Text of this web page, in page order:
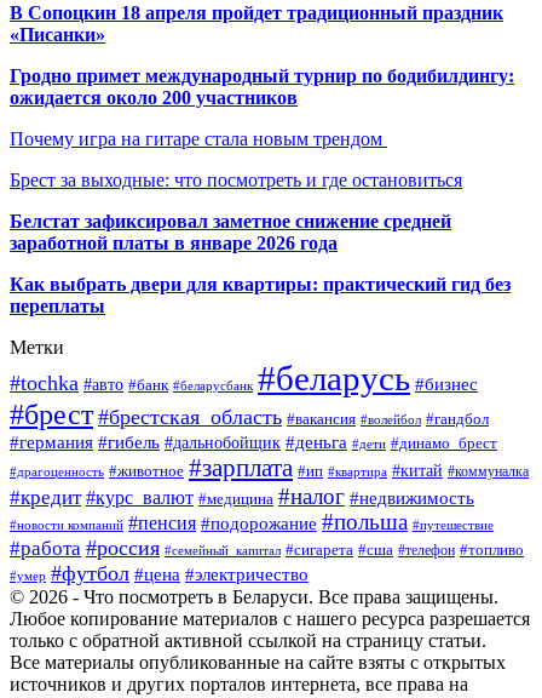
В Сопоцкин 18 апреля пройдет традиционный праздник
«Писанки»
Гродно примет международный турнир по бодибилдингу:
ожидается около 200 участников
Почему игра на гитаре стала новым трендом
Брест за выходные: что посмотреть и где остановиться
Белстат зафиксировал заметное снижение средней
заработной платы в январе 2026 года
Как выбрать двери для квартиры: практический гид без
переплаты
Метки
#tochka #авто #банк #беларусбанк #беларусь #бизнес
#брест #брестская_область #вакансия #волейбол #гандбол
#германия #гибель #дальнобойщик #деньга #дети #динамо_брест
#драгоценность #животное #зарплата #ип #квартира #китай #коммуналка
#кредит #курс_валют #медицина #налог #недвижимость
#новости компаний #пенсия #подорожание #польша #путешествие
#работа #россия #семейный_капитал #сигарета #сша #телефон #топливо
#умер #футбол #цена #электричество
© 2026 - Что посмотреть в Беларуси. Все права защищены.
Любое копирование материалов с нашего ресурса разрешается
только с обратной активной ссылкой на страницу статьи.
Все материалы опубликованные на сайте взяты с открытых
источников и других порталов интернета, все права на